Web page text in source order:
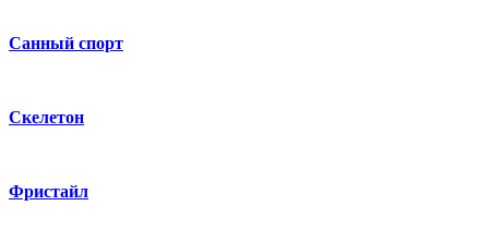
Санный спорт
Скелетон
Фристайл